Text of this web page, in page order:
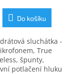
Do košíku
sluchátka -
True
špunty,
potlačení hluku